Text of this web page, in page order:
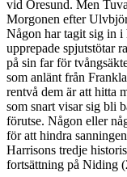
vid Öresund. Men
Morgonen efter
Någon har tagit sig in i
upprepade spjutstötar
på sin far för
som anlänt från
rentvå dem är att hitta
som snart visar sig bli
förutse. Någon eller
för att hindra
Harrisons tredje
fortsättning på Niding